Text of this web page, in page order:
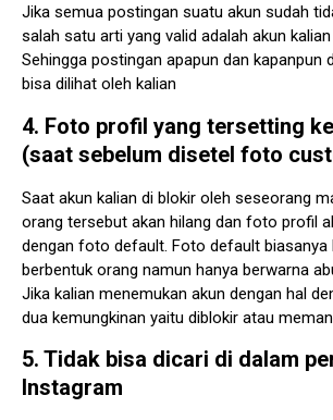
Jika semua postingan suatu akun sudah
salah satu arti yang valid adalah akun
Sehingga postingan apapun dan kapanpun
bisa dilihat oleh kalian
4. Foto profil yang tersetting
(saat sebelum disetel foto
Saat akun kalian di blokir oleh seseorang
orang tersebut akan hilang dan foto profil
dengan foto default. Foto default biasanya
berbentuk orang namun hanya berwarna
Jika kalian menemukan akun dengan hal
dua kemungkinan yaitu diblokir atau
5. Tidak bisa dicari di dalam
Instagram